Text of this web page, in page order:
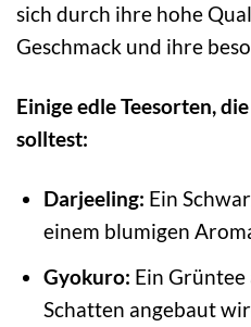
sich durch ihre hohe
Geschmack und ihre
Einige edle Teesorten,
solltest:
Darjeeling: Ein
einem blumigen
Gyokuro: Ein Grüntee
Schatten angebaut